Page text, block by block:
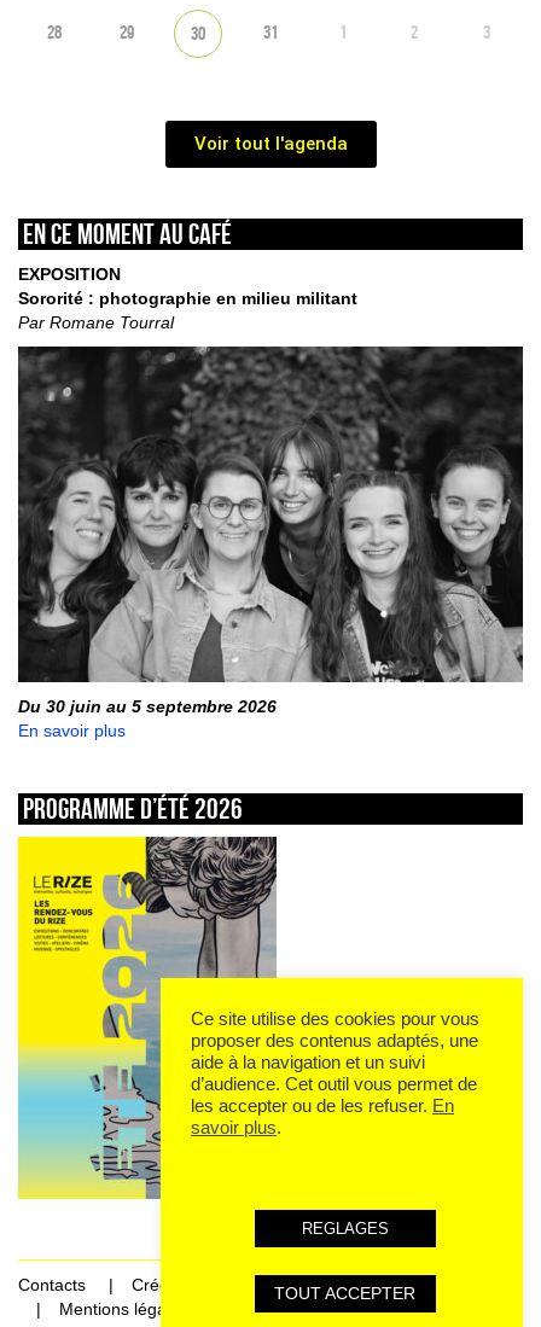
28 29 30 31 1 2 3
Voir tout l'agenda
En ce moment au café
EXPOSITION
Sororité : photographie en milieu militant
Par Romane Tourral
Du 30 juin au 5 septembre 2026
En savoir plus
Programme d’été 2026
Contacts
Crédits
Mentions légales et données personnelles
Ce site utilise des cookies pour vous
proposer des contenus adaptés, une
aide à la navigation et un suivi
d’audience. Cet outil vous permet de
les accepter ou de les refuser. En
savoir plus.
REGLAGES
TOUT ACCEPTER